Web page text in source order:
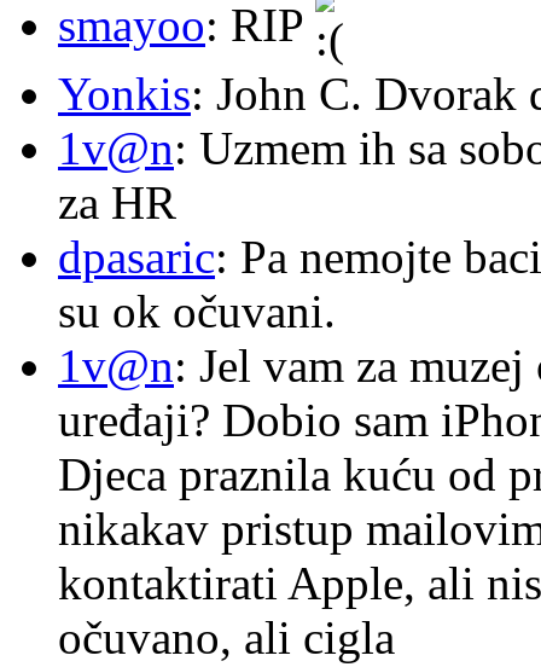
smayoo: RIP
Yonkis: John C. Dvorak
1v@n: Uzmem ih sa
za HR
dpasaric: Pa nemojte
su ok očuvani.
1v@n: Jel vam za
uređaji? Dobio sam
Djeca praznila kuću od
nikakav pristup
kontaktirati Apple, ali
očuvano, ali cigla